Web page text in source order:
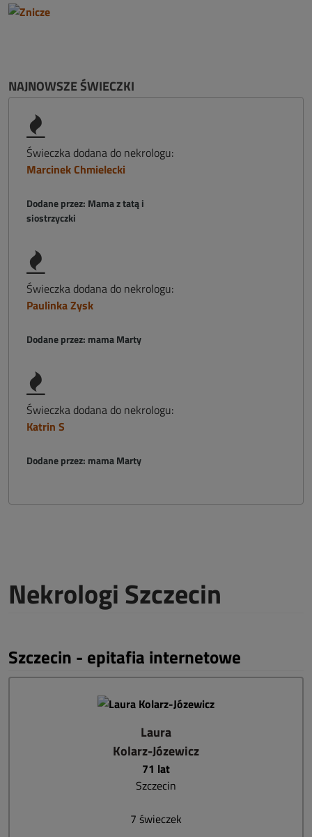
NAJNOWSZE ŚWIECZKI
Świeczka dodana do nekrologu:
Marcinek Chmielecki
Dodane przez: Mama z tatą i
siostrzyczki
Świeczka dodana do nekrologu:
Paulinka Zysk
Dodane przez: mama Marty
Świeczka dodana do nekrologu:
Katrin S
Dodane przez: mama Marty
Nekrologi Szczecin
Szczecin - epitafia internetowe
Laura
Kolarz-Józewicz
71 lat
Szczecin
7 świeczek